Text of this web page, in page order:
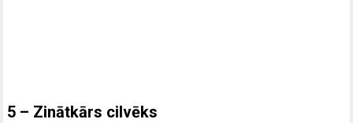
5 – Zinātkārs cilvēks